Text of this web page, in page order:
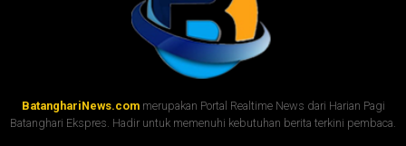
BatanghariNews.commerupakan Portal Realtime News dari Harian Pagi
Batanghari Ekspres. Hadir untuk memenuhi kebutuhan berita terkini pembaca.